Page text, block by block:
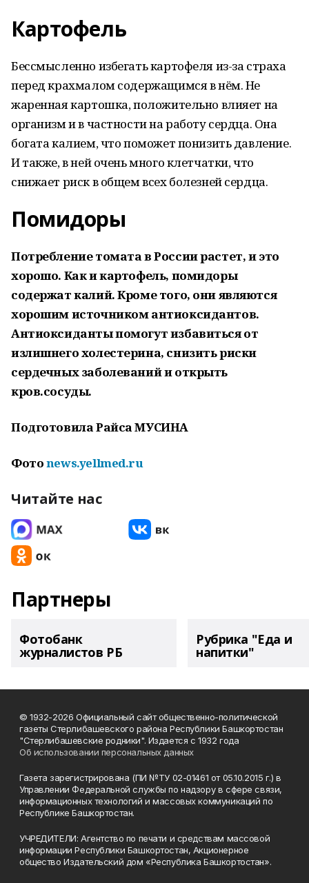
Картофель
Бессмысленно избегать картофеля из-за страха
перед крахмалом содержащимся в нём. Не
жаренная картошка, положительно влияет на
организм и в частности на работу сердца. Она
богата калием, что поможет понизить давление.
И также, в ней очень много клетчатки, что
снижает риск в общем всех болезней сердца.
Помидоры
Потребление томата в России растет, и это
хорошо. Как и картофель, помидоры
содержат калий. Кроме того, они являются
хорошим источником антиоксидантов.
Антиоксиданты помогут избавиться от
излишнего холестерина, снизить риски
сердечных заболеваний и открыть
кров.сосуды.
Подготовила Райса МУСИНА
Фотоnews.yellmed.ru
Читайте нас
Партнеры
Фотобанк
журналистов РБ
Рубрика "Еда и
напитки"
© 1932-2026 Официальный сайт общественно-политической
газеты Стерлибашевского района Республики Башкортостан
"Стерлибашевские родники". Издается с 1932 года
Об использовании персональных данных
Газета зарегистрирована (ПИ №ТУ 02-01461 от 05.10.2015 г.) в
Управлении Федеральной службы по надзору в сфере связи,
информационных технологий и массовых коммуникаций по
Республике Башкортостан.
УЧРЕДИТЕЛИ: Агентство по печати и средствам массовой
информации Республики Башкортостан, Акционерное
общество Издательский дом «Республика Башкортостан».